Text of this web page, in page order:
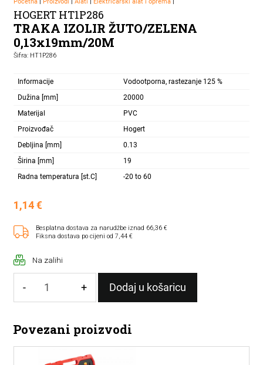
HOGERT HT1P286
TRAKA IZOLIR ŽUTO/ZELENA
0,13x19mm/20M
Šifra: HT1P286
Informacije
Vodootporna, rastezanje 125 %
Dužina [mm]
20000
Materijal
PVC
Proizvođač
Hogert
Debljina [mm]
0.13
Širina [mm]
19
Radna temperatura [st.C]
-20 to 60
1,14€
Besplatna dostava za narudžbe iznad 66,36 €
Fiksna dostava po cijeni od 7,44 €
Na zalihi
-
ŽUTO/ZELENA
0,13x19mm/20M
+ Dodaj u košaricu
Povezani proizvodi